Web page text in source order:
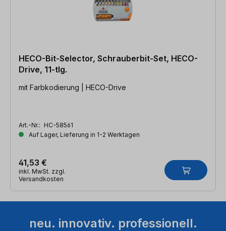
HECO-Bit-Selector, Schrauberbit-Set, HECO-
Drive, 11-tlg.
mit Farbkodierung | HECO-Drive
Art.-Nr.: HC-58561
Auf Lager, Lieferung in 1-2 Werktagen
41,53 €
inkl. MwSt. zzgl.
Versandkosten
neu. innovativ. professionell.